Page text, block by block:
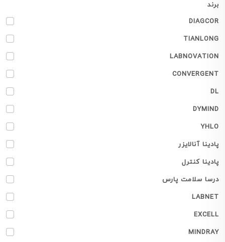
برند
DIAGCOR
TIANLONG
LABNOVATION
CONVERGENT
DL
DYMIND
YHLO
پادینا آنالایزر
پادینا کنترل
درسا سلامت پارس
LABNET
EXCELL
MINDRAY